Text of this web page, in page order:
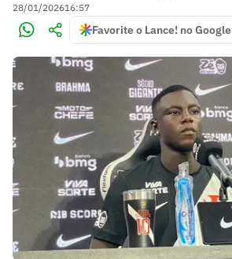
28/01/202616:57
Favorite o Lance! no Google